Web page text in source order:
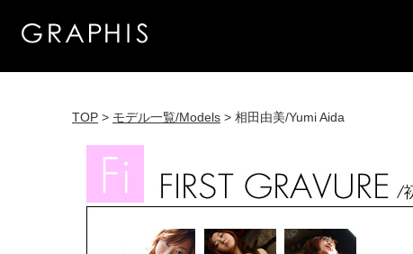
TOP > モデル一覧/Models > 相田由美/Yumi Aida